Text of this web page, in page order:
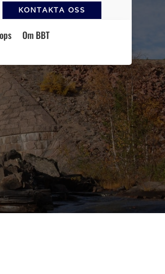
KONTAKTA OSS
Om BBT